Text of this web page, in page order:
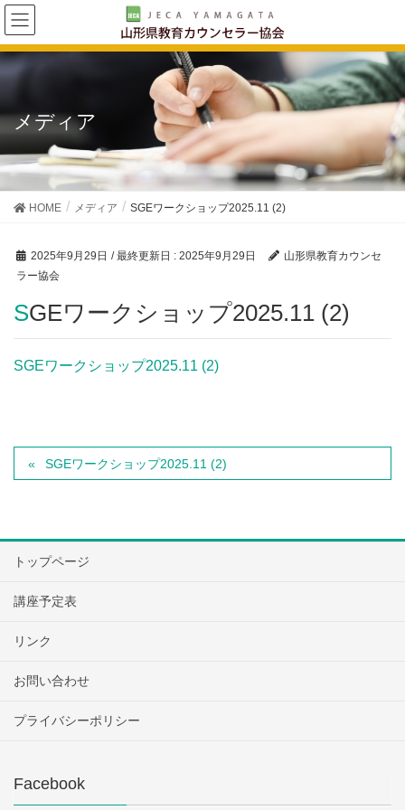
メディア
HOME メディア SGEワークショップ2025.11 (2)
2025年9月29日 / 最終更新日 : 2025年9月29日
山形県教育カウンセ
ラー協会
SGEワークショップ2025.11 (2)
SGEワークショップ2025.11 (2)
SGEワークショップ2025.11 (2)
トップページ
講座予定表
リンク
お問い合わせ
プライバシーポリシー
Facebook